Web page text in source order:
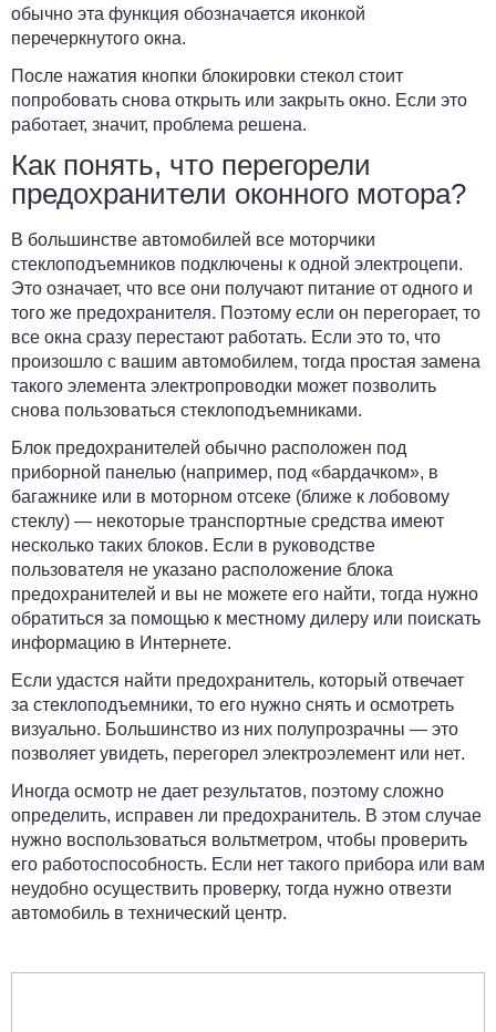
обычно эта функция обозначается иконкой
перечеркнутого окна.
После нажатия кнопки блокировки стекол стоит
попробовать снова открыть или закрыть окно. Если это
работает, значит, проблема решена.
Как понять, что перегорели
предохранители оконного мотора?
В большинстве автомобилей все моторчики
стеклоподъемников подключены к одной электроцепи.
Это означает, что все они получают питание от одного и
того же предохранителя. Поэтому если он перегорает, то
все окна сразу перестают работать. Если это то, что
произошло с вашим автомобилем, тогда простая замена
такого элемента электропроводки может позволить
снова пользоваться стеклоподъемниками.
Блок предохранителей обычно расположен под
приборной панелью (например, под «бардачком», в
багажнике или в моторном отсеке (ближе к лобовому
стеклу) — некоторые транспортные средства имеют
несколько таких блоков. Если в руководстве
пользователя не указано расположение блока
предохранителей и вы не можете его найти, тогда нужно
обратиться за помощью к местному дилеру или поискать
информацию в Интернете.
Если удастся найти предохранитель, который отвечает
за стеклоподъемники, то его нужно снять и осмотреть
визуально. Большинство из них полупрозрачны — это
позволяет увидеть, перегорел электроэлемент или нет.
Иногда осмотр не дает результатов, поэтому сложно
определить, исправен ли предохранитель. В этом случае
нужно воспользоваться вольтметром, чтобы проверить
его работоспособность. Если нет такого прибора или вам
неудобно осуществить проверку, тогда нужно отвезти
автомобиль в технический центр.